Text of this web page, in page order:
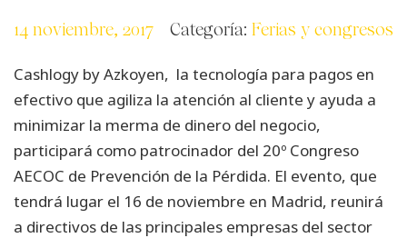
14 noviembre, 2017 Categoría: Ferias y congresos
Cashlogy by Azkoyen, la tecnología para pagos en
efectivo que agiliza la atención al cliente y ayuda a
minimizar la merma de dinero del negocio,
participará como patrocinador del 20º Congreso
AECOC de Prevención de la Pérdida. El evento, que
tendrá lugar el 16 de noviembre en Madrid, reunirá
a directivos de las principales empresas del sector